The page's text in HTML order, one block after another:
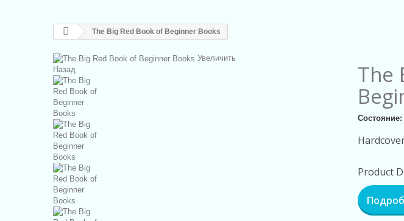
The Big Red Book of Beginner Books
Увеличить
Назад
The
Состояние:
Product